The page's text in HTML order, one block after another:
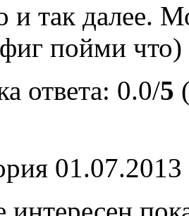
и так далее.
пойми что)
ответа: 0.0/5